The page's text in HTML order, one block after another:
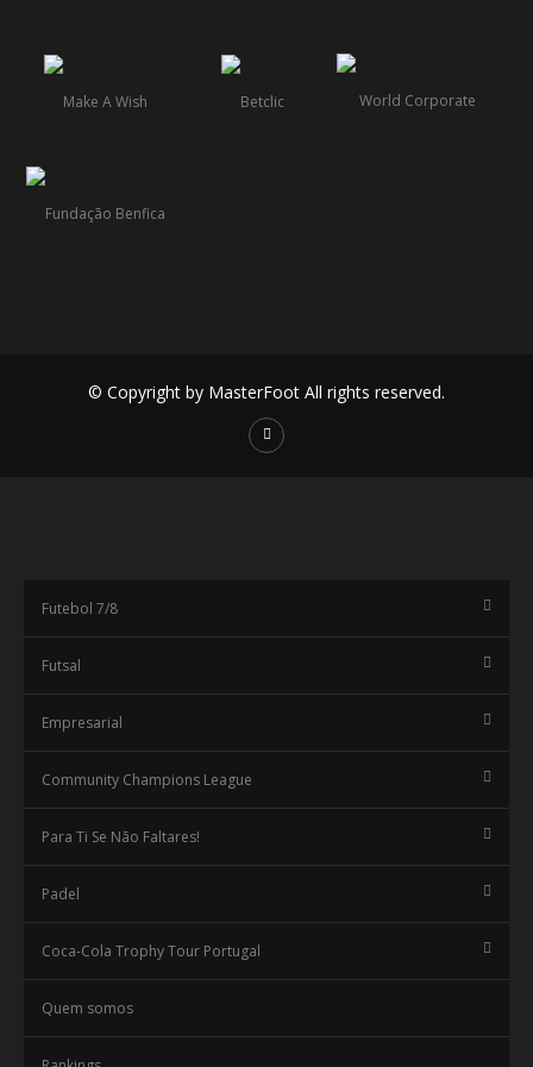
© Copyright by MasterFoot All rights reserved.
Futebol 7/8
Futsal
Empresarial
Community Champions League
Para Ti Se Não Faltares!
Padel
Coca-Cola Trophy Tour Portugal
Quem somos